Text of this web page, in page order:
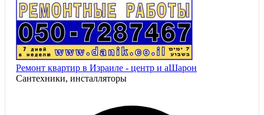
Ремонт квартир в Израиле - центр и аШарон
Сантехники, инсталляторы